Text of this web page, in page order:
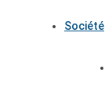
Société